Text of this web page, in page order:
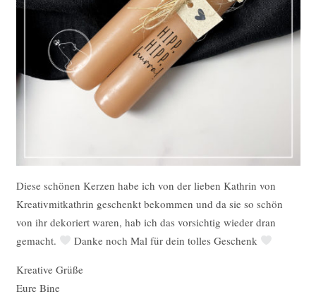
Diese schönen Kerzen habe ich von der lieben Kathrin von
Kreativmitkathrin geschenkt bekommen und da sie so schön
von ihr dekoriert waren, hab ich das vorsichtig wieder dran
gemacht.
Danke noch Mal für dein tolles Geschenk
Kreative Grüße
Eure Bine